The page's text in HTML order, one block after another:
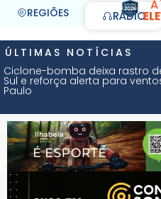
REGIÕES RÁDIO
A
ÚLTIMAS NOTÍCIAS
Ciclone-bomba deixa rastro
Sul e reforça alerta para
Paulo